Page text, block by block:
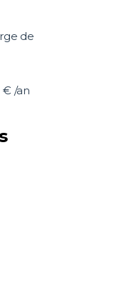
de
€ /an